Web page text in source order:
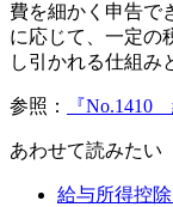
費を細かく申告で
に応じて、一定の
し引かれる仕組み
参照： 『No.1410
あわせて読みたい
給与所得控